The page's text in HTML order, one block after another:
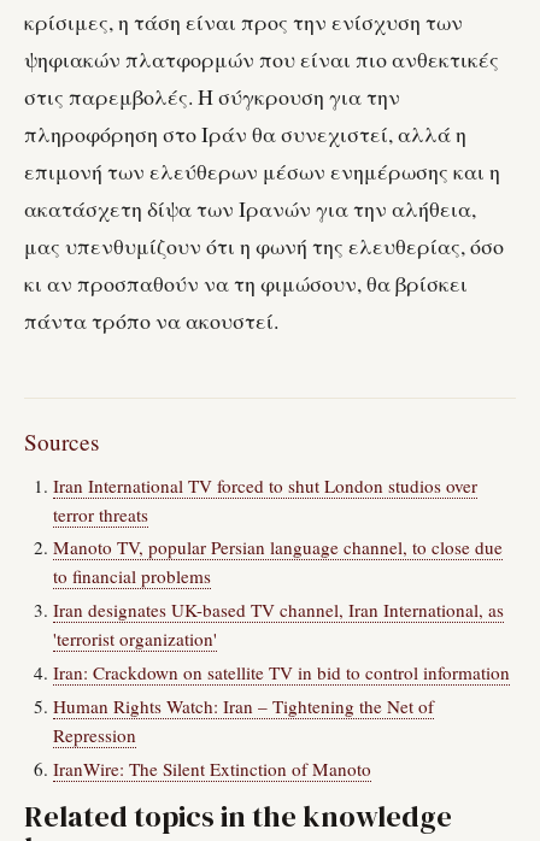
κρίσιμες, η τάση είναι προς την ενίσχυση των
ψηφιακών πλατφορμών που είναι πιο ανθεκτικές
στις παρεμβολές. Η σύγκρουση για την
πληροφόρηση στο Ιράν θα συνεχιστεί, αλλά η
επιμονή των ελεύθερων μέσων ενημέρωσης και η
ακατάσχετη δίψα των Ιρανών για την αλήθεια,
μας υπενθυμίζουν ότι η φωνή της ελευθερίας, όσο
κι αν προσπαθούν να τη φιμώσουν, θα βρίσκει
πάντα τρόπο να ακουστεί.
Sources
Iran International TV forced to shut London studios over
terror threats
Manoto TV, popular Persian language channel, to close due
to financial problems
Iran designates UK-based TV channel, Iran International, as
'terrorist organization'
Iran: Crackdown on satellite TV in bid to control information
Human Rights Watch: Iran – Tightening the Net of
Repression
IranWire: The Silent Extinction of Manoto
Related topics in the knowledge